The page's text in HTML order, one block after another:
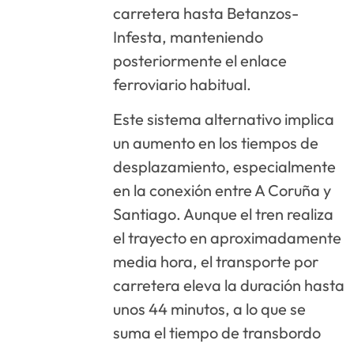
carretera hasta Betanzos-
Infesta, manteniendo
posteriormente el enlace
ferroviario habitual.
Este sistema alternativo implica
un aumento en los tiempos de
desplazamiento, especialmente
en la conexión entre A Coruña y
Santiago. Aunque el tren realiza
el trayecto en aproximadamente
media hora, el transporte por
carretera eleva la duración hasta
unos 44 minutos, a lo que se
suma el tiempo de transbordo